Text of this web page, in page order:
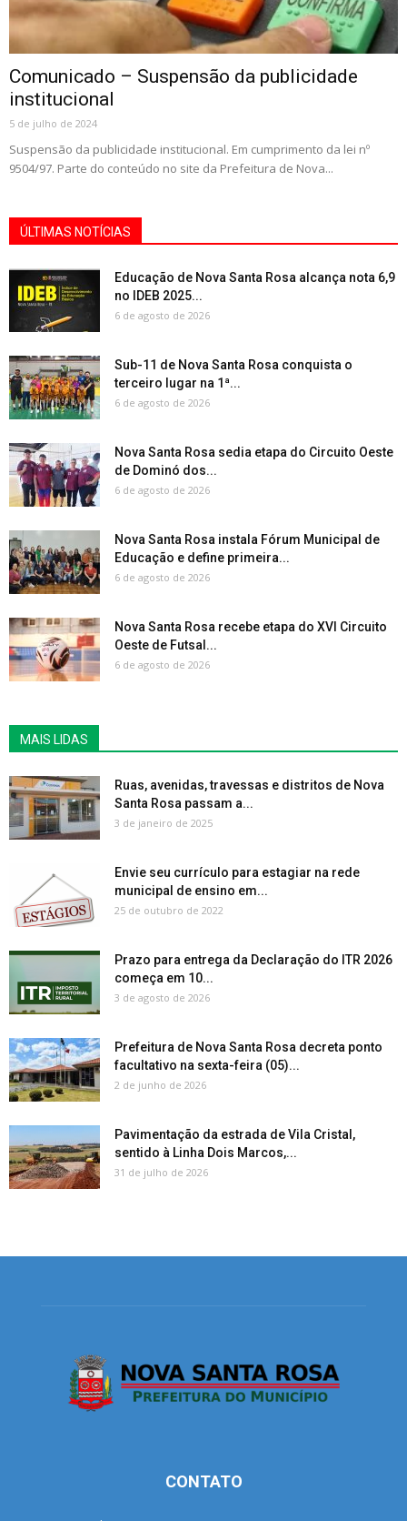
Comunicado – Suspensão da publicidade
institucional
5 de julho de 2024
Suspensão da publicidade institucional. Em cumprimento da lei nº
9504/97. Parte do conteúdo no site da Prefeitura de Nova...
ÚLTIMAS NOTÍCIAS
Educação de Nova Santa Rosa alcança nota 6,9
no IDEB 2025...
6 de agosto de 2026
Sub-11 de Nova Santa Rosa conquista o
terceiro lugar na 1ª...
6 de agosto de 2026
Nova Santa Rosa sedia etapa do Circuito Oeste
de Dominó dos...
6 de agosto de 2026
Nova Santa Rosa instala Fórum Municipal de
Educação e define primeira...
6 de agosto de 2026
Nova Santa Rosa recebe etapa do XVI Circuito
Oeste de Futsal...
6 de agosto de 2026
MAIS LIDAS
Ruas, avenidas, travessas e distritos de Nova
Santa Rosa passam a...
3 de janeiro de 2025
Envie seu currículo para estagiar na rede
municipal de ensino em...
25 de outubro de 2022
Prazo para entrega da Declaração do ITR 2026
começa em 10...
3 de agosto de 2026
Prefeitura de Nova Santa Rosa decreta ponto
facultativo na sexta-feira (05)...
2 de junho de 2026
Pavimentação da estrada de Vila Cristal,
sentido à Linha Dois Marcos,...
31 de julho de 2026
CONTATO